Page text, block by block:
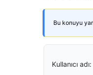
Bu konuyu
Kullanıcı adı: